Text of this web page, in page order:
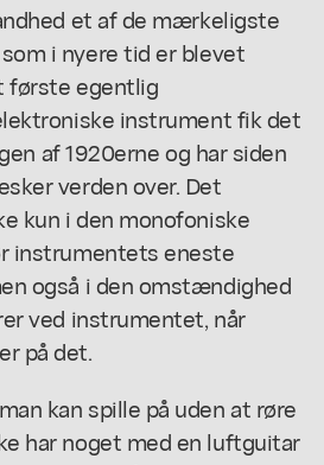
et af de mærkeligste
i nyere tid er blevet
første egentlig
instrument fik det
af 1920erne og har siden
verden over. Det
kun i den monofoniske
instrumentets eneste
også i den omstændighed
ved instrumentet, når
på det.
kan spille på uden at røre
har noget med en luftguitar